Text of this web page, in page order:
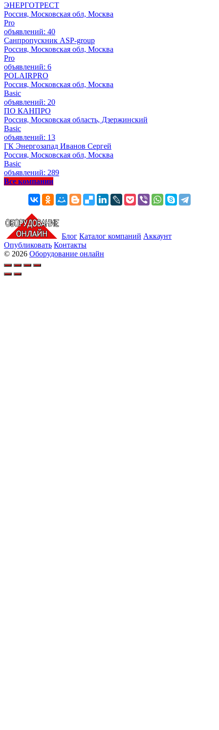
ЭНЕРГОТРЕСТ
Россия, Московская обл, Москва
Pro
объявлений: 40
Санпропускник ASP-group
Россия, Московская обл, Москва
Pro
объявлений: 6
POLAIRPRO
Россия, Московская обл, Москва
Basic
объявлений: 20
ПО КАНПРО
Россия, Московская область, Дзержинский
Basic
объявлений: 13
ГК Энергозапад Иванов Сергей
Россия, Московская обл, Москва
Basic
объявлений: 289
Все компании
Блог Каталог компаний Аккаунт
Опубликовать Контакты
© 2026 Оборудование онлайн